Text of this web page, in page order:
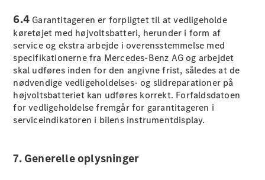
Alle MPVs
EQV
Elektrisk
V-Klasse
Marco Polo
Konfigurator
Mercedes-
Benz Online
Varebiler
6.4 Garantitageren er forpligtet til at vedligeholde
køretøjet med højvoltsbatteri, herunder i form af
service og ekstra arbejde i overensstemmelse med
specifikationerne fra Mercedes-Benz AG og arbejdet
skal udføres inden for den angivne frist, således at de
nødvendige vedligeholdelses- og slidreparationer på
højvoltsbatteriet kan udføres korrekt. Forfaldsdatoen
for vedligeholdelse fremgår for garantitageren i
serviceindikatoren i bilens instrumentdisplay.
7. Generelle oplysninger